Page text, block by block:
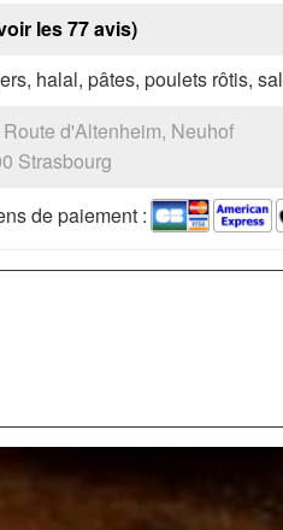
les 77 avis)
halal, pâtes, poulets rôtis,
d'Altenheim, Neuhof
Strasbourg
de paiement :